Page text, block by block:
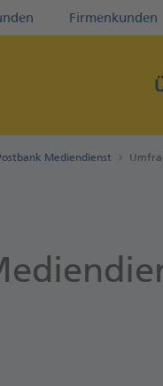
Firmenkunden
Mediendienst